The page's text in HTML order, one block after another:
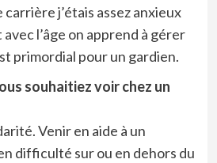
carrière j’étais assez anxieux
l’âge on apprend à gérer
primordial pour un gardien.
souhaitiez voir chez un
Venir en aide à un
difficulté sur ou en dehors du